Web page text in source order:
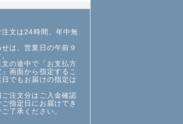
文は24時間、年中無
は、営業日の午前９
の途中で「お支払方
画面から指定するこ
でもお届けの指定は
注文分はご入金確認
指定日にお届けでき
了承ください。